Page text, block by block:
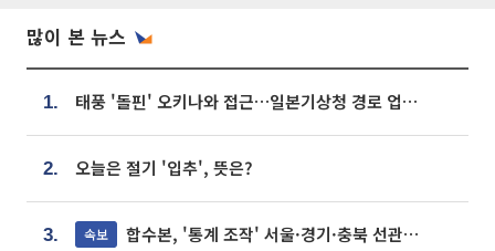
많이 본 뉴스
1. 태풍 '돌핀' 오키나와 접근…일본기상청 경로 업데이트
2. 오늘은 절기 '입추', 뜻은?
3. 속보 합수본, '통계 조작' 서울·경기·충북 선관위 등 추가 압수수색